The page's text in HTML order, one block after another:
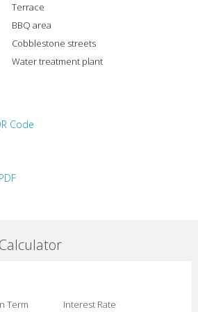
Terrace
BBQ area
Cobblestone streets
Water treatment plant
Term Interest Rate